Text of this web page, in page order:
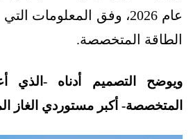
عام 2026، وفق المعلومات
الطاقة المتخصصة.
ويوضح التصميم أدناه -الذي
المتخصصة- أكبر مستوردي الغاز